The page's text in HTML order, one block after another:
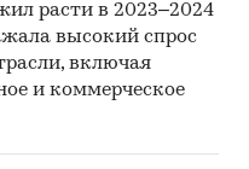
расти в 2023–2024
высокий спрос
включая
и коммерческое